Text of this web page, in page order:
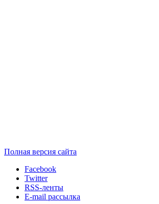
Полная версия сайта
Facebook
Twitter
RSS-ленты
E-mail рассылка